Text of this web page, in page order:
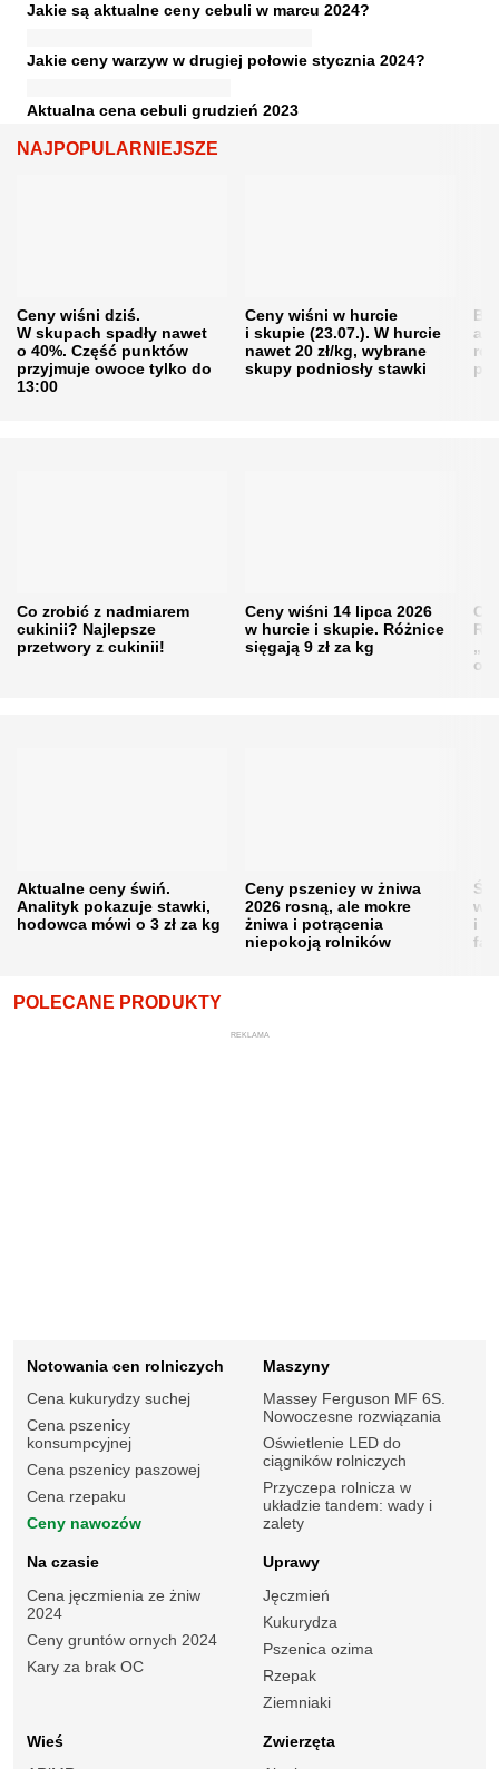
Jakie są aktualne ceny cebuli w marcu 2024?
Jakie ceny warzyw w drugiej połowie stycznia 2024?
Aktualna cena cebuli grudzień 2023
NAJPOPULARNIEJSZE
Ceny wiśni dziś.
W skupach spadły nawet
o 40%. Część punktów
przyjmuje owoce tylko do
13:00
Ceny wiśni w hurcie
i skupie (23.07.). W hurcie
nawet 20 zł/kg, wybrane
skupy podniosły stawki
Co zrobić z nadmiarem
cukinii? Najlepsze
przetwory z cukinii!
Ceny wiśni 14 lipca 2026
w hurcie i skupie. Różnice
sięgają 9 zł za kg
Aktualne ceny świń.
Analityk pokazuje stawki,
hodowca mówi o 3 zł za kg
Ceny pszenicy w żniwa
2026 rosną, ale mokre
żniwa i potrącenia
niepokoją rolników
i
POLECANE PRODUKTY
REKLAMA
Notowania cen rolniczych
Cena kukurydzy suchej
Cena pszenicy
konsumpcyjnej
Cena pszenicy paszowej
Cena rzepaku
Ceny nawozów
Maszyny
Massey Ferguson MF 6S.
Nowoczesne rozwiązania
Oświetlenie LED do
ciągników rolniczych
Przyczepa rolnicza w
układzie tandem: wady i
zalety
Na czasie
Cena jęczmienia ze żniw
2024
Ceny gruntów ornych 2024
Kary za brak OC
Uprawy
Jęczmień
Kukurydza
Pszenica ozima
Rzepak
Ziemniaki
Wieś
Zwierzęta